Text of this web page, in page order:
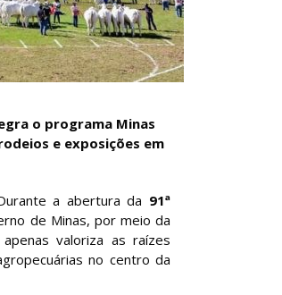
o programa Minas
e exposições em
a abertura da 91ª
de Minas, por meio da
valoriza as raízes
no centro da